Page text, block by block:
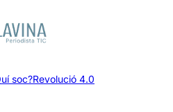
soc?Revolució 4.0